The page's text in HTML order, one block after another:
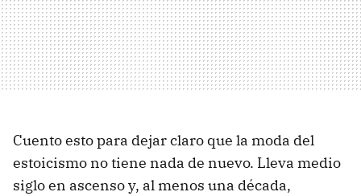
Cuento esto para dejar claro que la moda del
estoicismo no tiene nada de nuevo. Lleva medio
siglo en ascenso y, al menos una década,